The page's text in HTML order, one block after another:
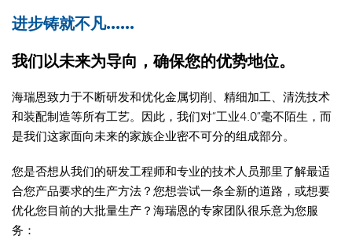
进步铸就不凡......
我们以未来为导向，确保您的优势地位。
海瑞恩致力于不断研发和优化金属切削、精细加工、清洗技术
和装配制造等所有工艺。因此，我们对“工业4.0”毫不陌生，而
是我们这家面向未来的家族企业密不可分的组成部分。
您是否想从我们的研发工程师和专业的技术人员那里了解最适
合您产品要求的生产方法？您想尝试一条全新的道路，或想要
优化您目前的大批量生产？海瑞恩的专家团队很乐意为您服
务：